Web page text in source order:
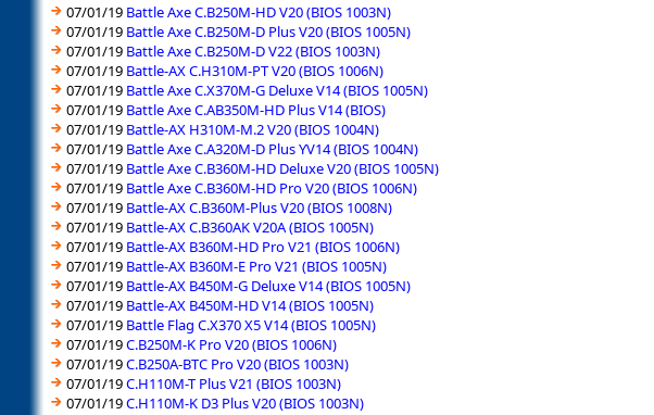
07/01/19 Battle Axe C.B250M-HD V20 (BIOS 1003N)
07/01/19 Battle Axe C.B250M-D Plus V20 (BIOS 1005N)
07/01/19 Battle Axe C.B250M-D V22 (BIOS 1003N)
07/01/19 Battle-AX C.H310M-PT V20 (BIOS 1006N)
07/01/19 Battle Axe C.X370M-G Deluxe V14 (BIOS 1005N)
07/01/19 Battle Axe C.AB350M-HD Plus V14 (BIOS)
07/01/19 Battle-AX H310M-M.2 V20 (BIOS 1004N)
07/01/19 Battle Axe C.A320M-D Plus YV14 (BIOS 1004N)
07/01/19 Battle Axe C.B360M-HD Deluxe V20 (BIOS 1005N)
07/01/19 Battle Axe C.B360M-HD Pro V20 (BIOS 1006N)
07/01/19 Battle-AX C.B360M-Plus V20 (BIOS 1008N)
07/01/19 Battle-AX C.B360AK V20A (BIOS 1005N)
07/01/19 Battle-AX B360M-HD Pro V21 (BIOS 1006N)
07/01/19 Battle-AX B360M-E Pro V21 (BIOS 1005N)
07/01/19 Battle-AX B450M-G Deluxe V14 (BIOS 1005N)
07/01/19 Battle-AX B450M-HD V14 (BIOS 1005N)
07/01/19 Battle Flag C.X370 X5 V14 (BIOS 1005N)
07/01/19C.B250M-K Pro V20 (BIOS 1006N)
07/01/19C.B250A-BTC Pro V20 (BIOS 1003N)
07/01/19C.H110M-T Plus V21 (BIOS 1003N)
07/01/19C.H110M-K D3 Plus V20 (BIOS 1003N)